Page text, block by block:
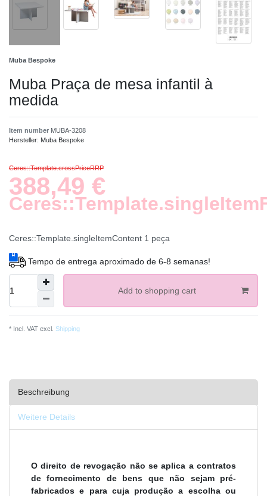
Muba Bespoke
Muba Praça de mesa infantil à
medida
Item number MUBA-3208
Hersteller: Muba Bespoke
Ceres::Template.crossPriceRRP
388,49 €
Ceres::Template.singleItemContent 1 peça
Tempo de entrega aproximado de 6-8 semanas!
Add to shopping cart
* Incl. VAT excl. Shipping
Beschreibung
Weitere Details
O direito de revogação não se aplica a contratos
de fornecimento de bens que não sejam pré-
fabricados e para cuja produção a escolha ou